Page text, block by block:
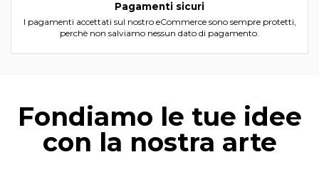
Pagamenti sicuri
I pagamenti accettati sul nostro eCommerce sono sempre protetti,
perchè non salviamo nessun dato di pagamento.
Fondiamo le tue idee
con la nostra arte